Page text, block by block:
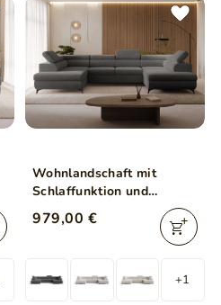
Wohnlandschaft mit
Schlaffunktion und
Bettkasten Argon
Dunkelgrau
979,00 €
+1